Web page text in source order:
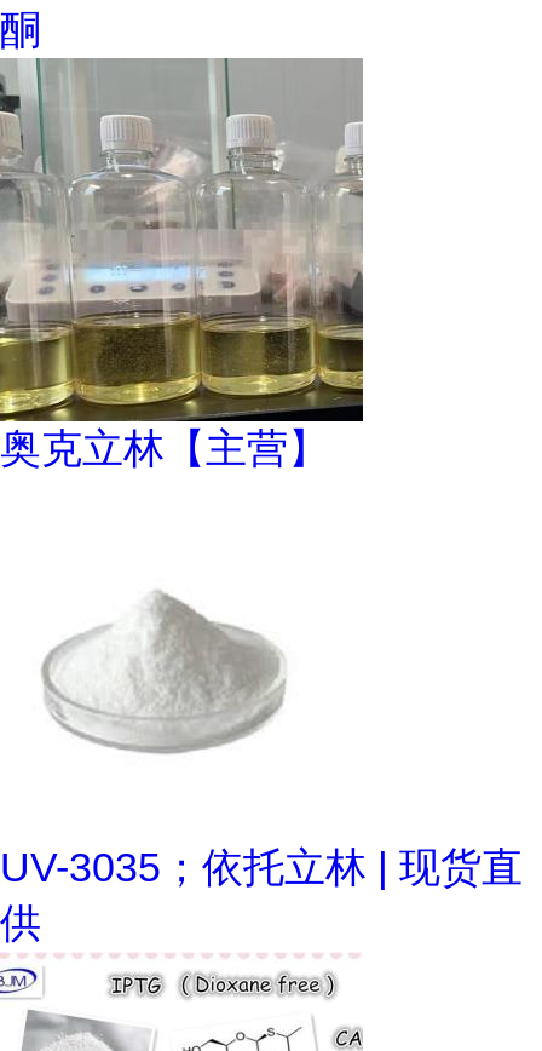
酮
奥克立林【主营】
UV-3035；依托立林 | 现货直
供